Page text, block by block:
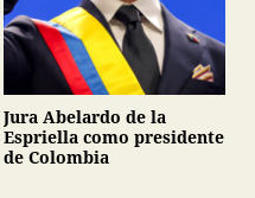
Jura Abelardo de la
Espriella como presidente
de Colombia